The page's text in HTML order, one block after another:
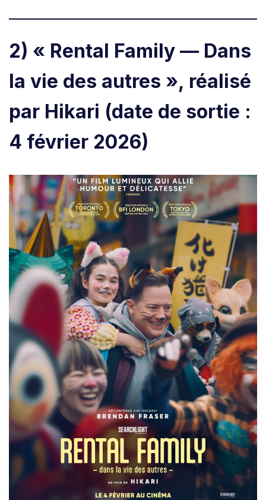
2) « Rental Family — Dans
la vie des autres », réalisé
par Hikari (date de sortie :
4 février 2026)